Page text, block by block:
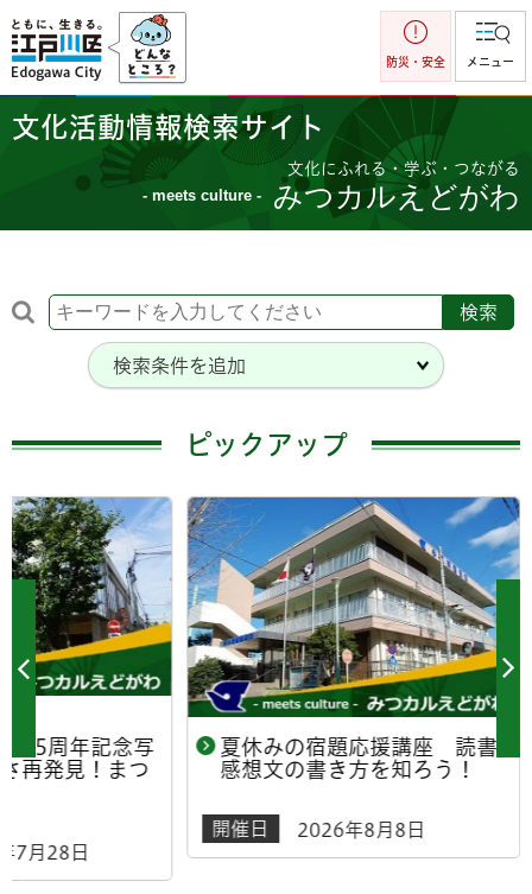
江戸川区
防災・安全 メニュー
文化活動情報検索サイト
文化にふれる・学ぶ・つながる
- meets culture - みつカルえどがわ
検索条件を追加
ピックアップ
念写
まつ
夏休みの宿題応援講座 読書
感想文の書き方を知ろう！
2026年8月8日
夏休